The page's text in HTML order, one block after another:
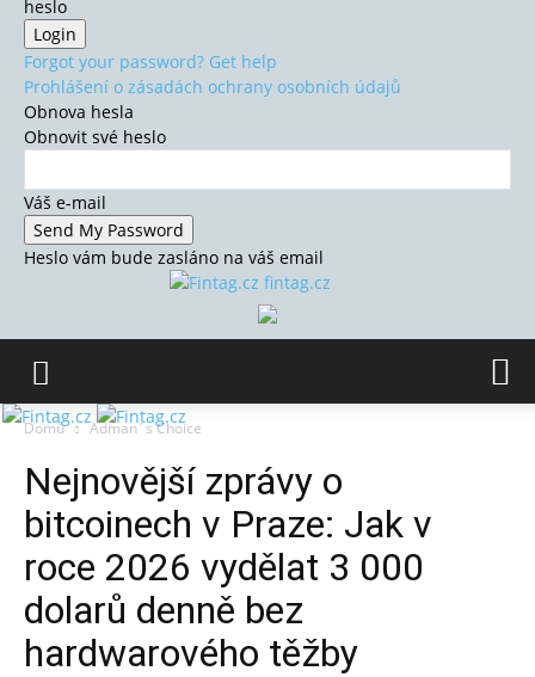
heslo
Forgot your password? Get help
Prohlášení o zásadách ochrany osobních údajů
Obnova hesla
Obnovit své heslo
Váš e-mail
Heslo vám bude zasláno na váš email
fintag.cz
Domů Adman´s Choice
Nejnovější zprávy o
bitcoinech v Praze: Jak v
roce 2026 vydělat 3 000
dolarů denně bez
hardwarového těžby